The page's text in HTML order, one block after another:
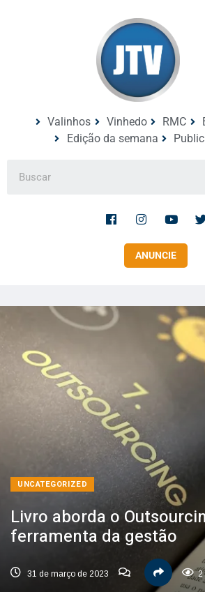
Valinhos Vinhedo RMC
Edição da semana
ANUNCIE
UNCATEGORIZED
Livro aborda o
ferramenta da gestão
31 de março de 2023 2